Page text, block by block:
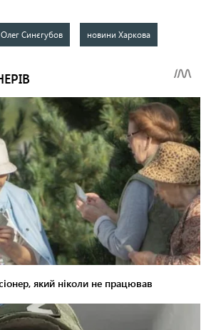
Олег Синєгубов новини Харкова